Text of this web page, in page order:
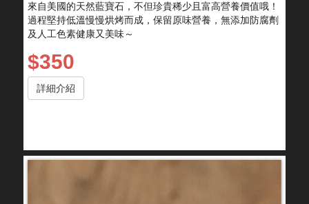
來自美國的天然藍寶石，不但珍貴稀少且富高營養價值哦！
過程堅持低溫慢慢烘烤而成，保留原味營養，無添加防腐劑
及人工色素健康又美味～
$350
詳細介紹